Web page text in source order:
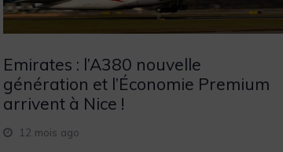
Emirates : l’A380 nouvelle
génération et l’Économie Premium
arrivent à Nice !
12 mois ago